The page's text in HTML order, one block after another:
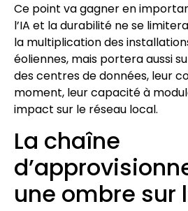
Ce point va gagner en
l’IA et la durabilité ne se
la multiplication des
éoliennes, mais portera aussi
des centres de données, leur
moment, leur capacité à
impact sur le réseau local.
La chaîne
une ombre sur